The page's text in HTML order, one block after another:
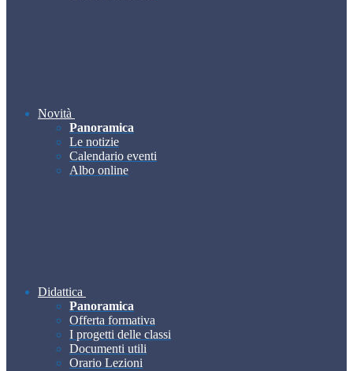
Novità
Panoramica
Le notizie
Calendario eventi
Albo online
Didattica
Panoramica
Offerta formativa
I progetti delle classi
Documenti utili
Orario Lezioni